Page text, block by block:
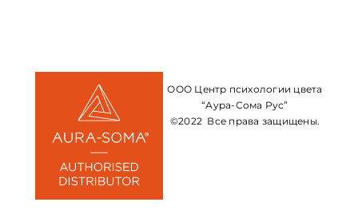
ООО Центр психологии цвета
“Аура-Сома Рус”
©2022 Все права защищены.